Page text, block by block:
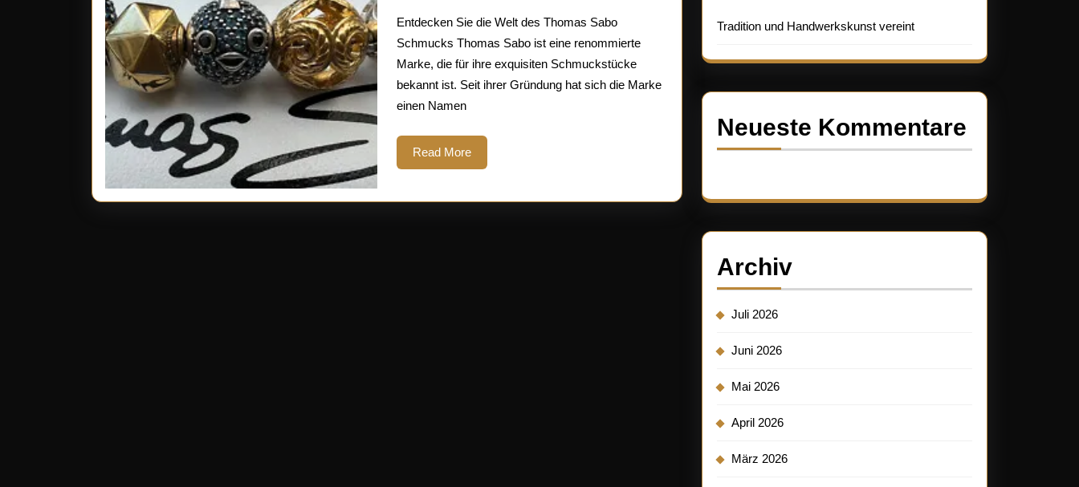
Eleganz
von
Thomas
Entdecken Sie die Welt des Thomas Sabo
Schmucks Thomas Sabo ist eine renommierte
Marke, die für ihre exquisiten Schmuckstücke
bekannt ist. Seit ihrer Gründung hat sich die Marke
einen Namen
Read MoreRead
More
Tradition und Handwerkskunst vereint
Neueste Kommentare
Archiv
Juli 2026
Juni 2026
Mai 2026
April 2026
März 2026